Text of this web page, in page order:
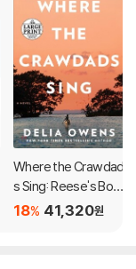
Where the Crawdad
s Sing: Reese's Boo
k Club (a Novel)
41,320원
18%